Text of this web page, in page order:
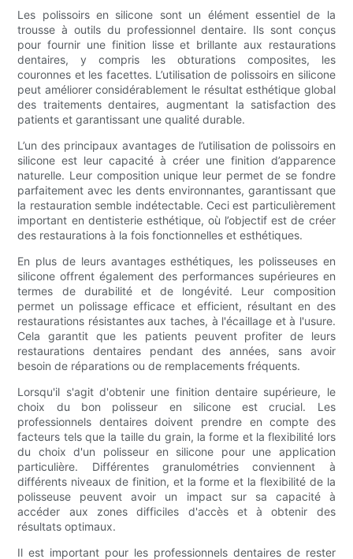
Les polissoirs en silicone sont un élément essentiel de la
trousse à outils du professionnel dentaire. Ils sont conçus
pour fournir une finition lisse et brillante aux restaurations
dentaires, y compris les obturations composites, les
couronnes et les facettes. L’utilisation de polissoirs en silicone
peut améliorer considérablement le résultat esthétique global
des traitements dentaires, augmentant la satisfaction des
patients et garantissant une qualité durable.
L’un des principaux avantages de l’utilisation de polissoirs en
silicone est leur capacité à créer une finition d’apparence
naturelle. Leur composition unique leur permet de se fondre
parfaitement avec les dents environnantes, garantissant que
la restauration semble indétectable. Ceci est particulièrement
important en dentisterie esthétique, où l’objectif est de créer
des restaurations à la fois fonctionnelles et esthétiques.
En plus de leurs avantages esthétiques, les polisseuses en
silicone offrent également des performances supérieures en
termes de durabilité et de longévité. Leur composition
permet un polissage efficace et efficient, résultant en des
restaurations résistantes aux taches, à l'écaillage et à l'usure.
Cela garantit que les patients peuvent profiter de leurs
restaurations dentaires pendant des années, sans avoir
besoin de réparations ou de remplacements fréquents.
Lorsqu'il s'agit d'obtenir une finition dentaire supérieure, le
choix du bon polisseur en silicone est crucial. Les
professionnels dentaires doivent prendre en compte des
facteurs tels que la taille du grain, la forme et la flexibilité lors
du choix d'un polisseur en silicone pour une application
particulière. Différentes granulométries conviennent à
différents niveaux de finition, et la forme et la flexibilité de la
polisseuse peuvent avoir un impact sur sa capacité à
accéder aux zones difficiles d'accès et à obtenir des
résultats optimaux.
Il est important pour les professionnels dentaires de rester